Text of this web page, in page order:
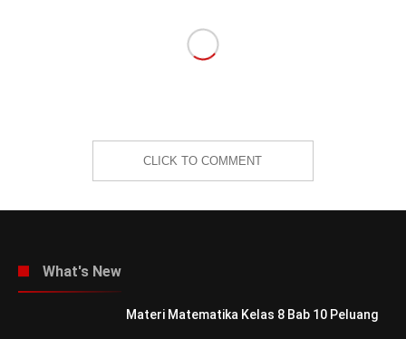
CLICK TO COMMENT
What's New
Materi Matematika Kelas 8 Bab 10 Peluang